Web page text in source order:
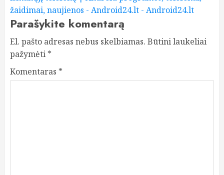
žaidimai, naujienos - Android24.lt - Android24.lt
Parašykite komentarą
El. pašto adresas nebus skelbiamas. Būtini laukeliai
pažymėti *
Komentaras *